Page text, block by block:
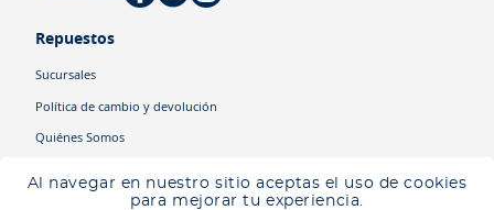
Al navegar en nuestro sitio aceptas el uso de cookies
para mejorar tu experiencia.
Ingresa tu ubicación para ver los productos disponibles en tu zona
Repuestos
Sucursales
Política de cambio y devolución
Quiénes Somos